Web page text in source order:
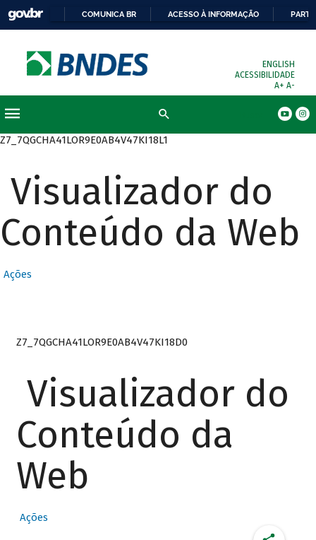
COMUNICA BR ACESSO À INFORMAÇÃO
ENGLISH
ACESSIBILIDADE
A+ A-
Z7_7QGCHA41LOR9E0AB4V47KI18L1
Visualizador do
Conteúdo da Web
Ações
Z7_7QGCHA41LOR9E0AB4V47KI18D0
Visualizador do
Conteúdo da
Web
Ações